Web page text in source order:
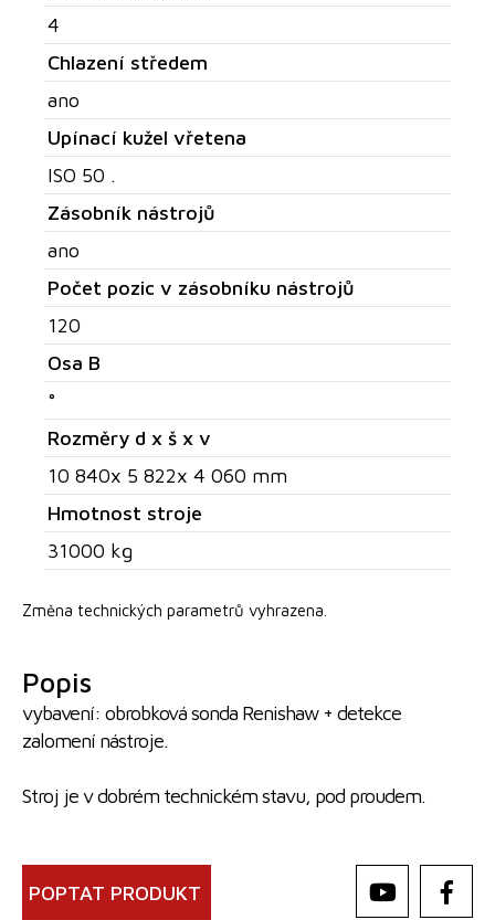
4
Chlazení středem
ano
Upínací kužel vřetena
ISO 50 .
Zásobník nástrojů
ano
Počet pozic v zásobníku nástrojů
120
Osa B
°
Rozměry d x š x v
10 840x 5 822x 4 060 mm
Hmotnost stroje
31000 kg
Změna technických parametrů vyhrazena.
Popis
vybavení: obrobková sonda Renishaw + detekce
zalomení nástroje.
Stroj je v dobrém technickém stavu, pod proudem.
POPTAT PRODUKT